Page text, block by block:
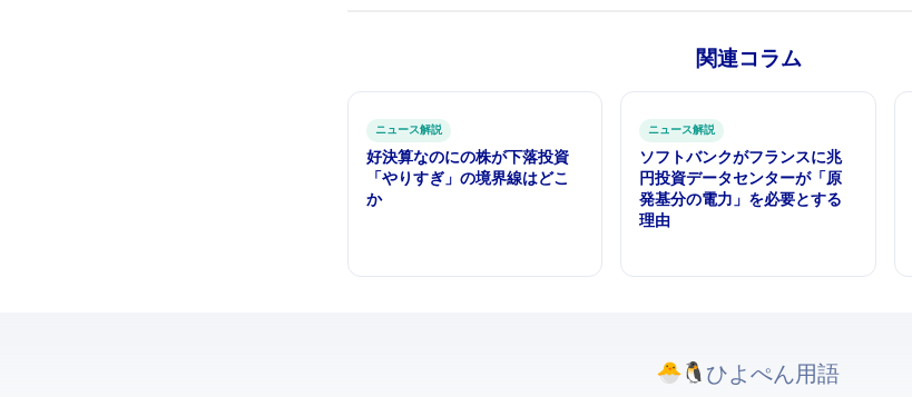
関連コラム
ITニュース解説
好決算なのにMetaの株が8%下落 — AI投資
「やりすぎ」の境界線はどこ
か
ITニュース解説
ソフトバンクがフランスに14兆
円投資 — AIデータセンターが「原
発5基分の電力」を必要とする
理由
ひよぺんIT用語. All rights reserved.